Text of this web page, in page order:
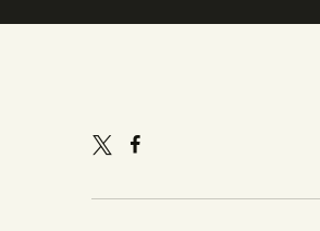
PREPARAR LA VISITA
ACTIVIDADES